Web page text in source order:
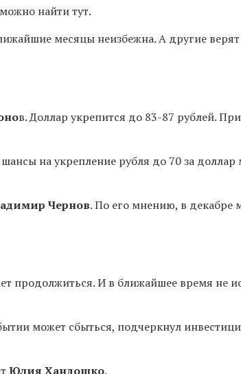
найти тут.
месяцы неизбежна. А другие
в.Доллар укрепится до 83-87 рублей.При
шансы на укрепление рубля до 70 за доллар
Чернов. По его мнению, в декабре
продолжиться. И в ближайшее время не
может сбыться, подчеркнул
Юлия Хандошко.